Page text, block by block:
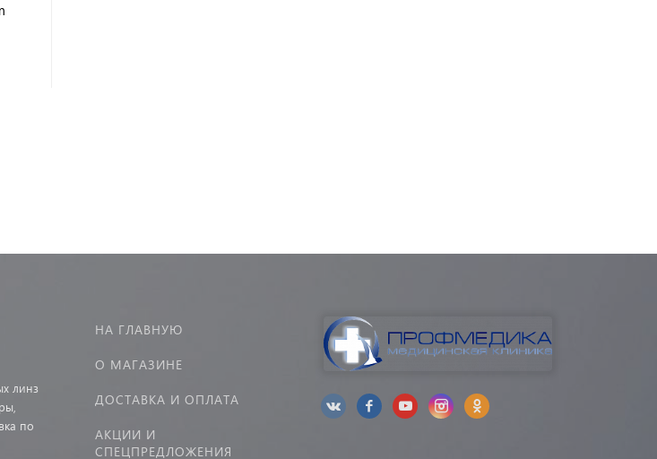
линз
по
НА ГЛАВНУЮ
О МАГАЗИНЕ
ДОСТАВКА И ОПЛАТА
АКЦИИ И
СПЕЦПРЕДЛОЖЕНИЯ